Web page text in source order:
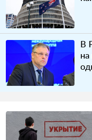
В
на